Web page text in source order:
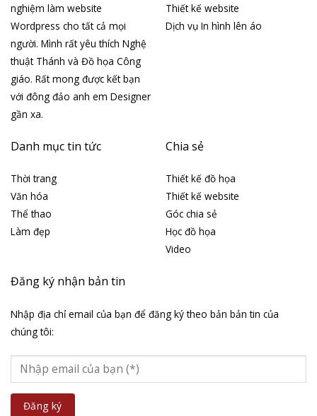
nghiệm làm website
Wordpress cho tất cả mọi
người. Mình rất yêu thích Nghệ
thuật Thánh và Đồ họa Công
giáo. Rất mong được kết bạn
với đông đảo anh em Designer
gần xa.
Thiết kế website
Dịch vụ In hình lên áo
Danh mục tin tức
Thời trang
Văn hóa
Thể thao
Làm đẹp
Chia sẻ
Thiết kế đồ họa
Thiết kế website
Góc chia sẻ
Học đồ họa
Video
Đăng ký nhận bản tin
Nhập địa chỉ email của bạn để đăng ký theo bản bản tin của
chúng tôi: